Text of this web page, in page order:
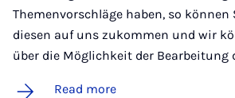
Themenvorschläge haben, so
diesen auf uns zukommen und wir
über die Möglichkeit der Bearbeitung
Read more